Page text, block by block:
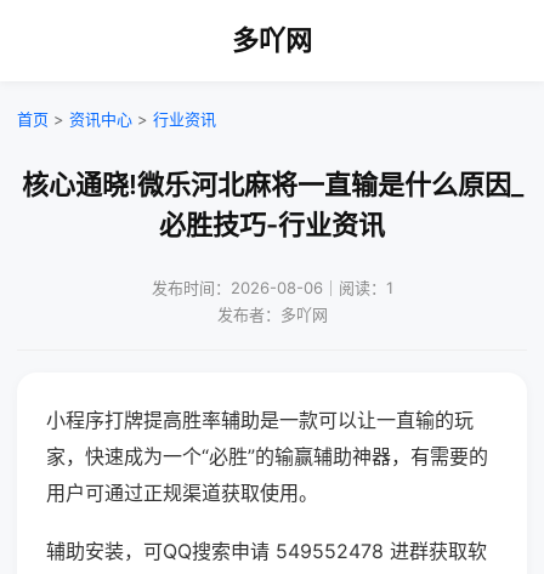
多吖网
首页 > 资讯中心 > 行业资讯
核心通晓!微乐河北麻将一直输是什么原因_
必胜技巧-行业资讯
发布时间：2026-08-06｜阅读：1
发布者：多吖网
小程序打牌提高胜率辅助是一款可以让一直输的玩
家，快速成为一个“必胜”的输赢辅助神器，有需要的
用户可通过正规渠道获取使用。
辅助安装，可QQ搜索申请 549552478 进群获取软